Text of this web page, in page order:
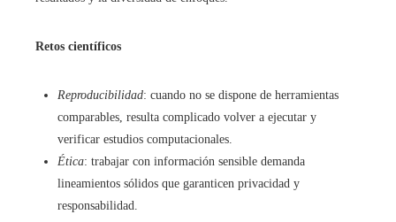
Retos científicos
Reproducibilidad: cuando no se dispone de herramientas
comparables, resulta complicado volver a ejecutar y
verificar estudios computacionales.
Ética: trabajar con información sensible demanda
lineamientos sólidos que garanticen privacidad y
responsabilidad.